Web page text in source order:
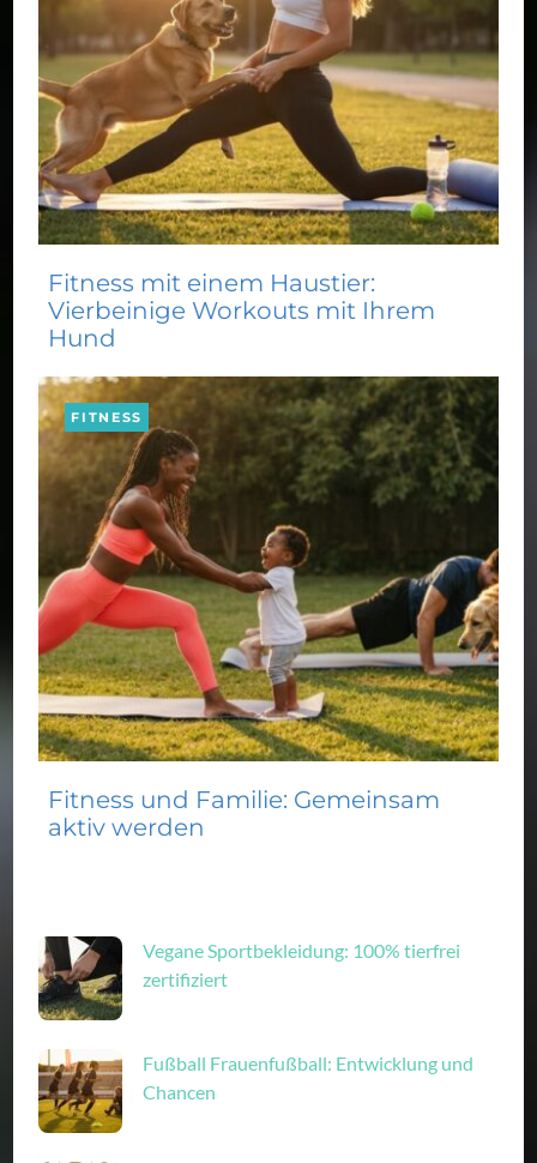
Fitness mit einem Haustier:
Vierbeinige Workouts mit Ihrem
Hund
FITNESS
Fitness und Familie: Gemeinsam
aktiv werden
Vegane Sportbekleidung: 100% tierfrei
zertifiziert
Fußball Frauenfußball: Entwicklung und
Chancen